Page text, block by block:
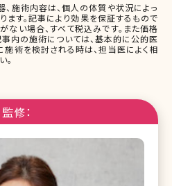
施術内容は、個人の体質や状況によっ
す。記事により効果を保証するもので
ない場合、すべて税込みです。また価格
内の施術については、基本的に公的医
術を検討される時は、担当医によく相
。
監修：